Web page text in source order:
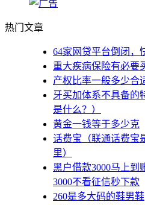
热门文章
64家网贷平台倒闭，
重大疾病保险有必要
产权比率一般多少合
牙买加体系不具备的
是什么？）
黄金一钱等于多少克
话费宝（联通话费宝
里）
黑户借款3000马上到
3000不看征信秒下款
260是多大码的鞋男鞋